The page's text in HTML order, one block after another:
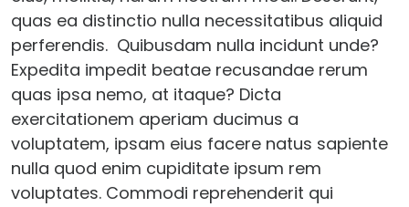
quas ea distinctio nulla necessitatibus aliquid
perferendis. Quibusdam nulla incidunt unde?
Expedita impedit beatae recusandae rerum
quas ipsa nemo, at itaque? Dicta
exercitationem aperiam ducimus a
voluptatem, ipsam eius facere natus sapiente
nulla quod enim cupiditate ipsum rem
voluptates. Commodi reprehenderit qui